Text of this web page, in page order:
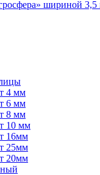
шириной 3,5
4 мм
6 мм
8 мм
10 мм
16мм
25мм
20мм